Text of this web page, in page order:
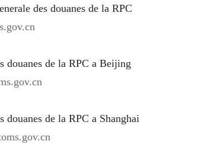
des douanes de la RPC
douanes de la RPC a Beijing
douanes de la RPC a Shanghai